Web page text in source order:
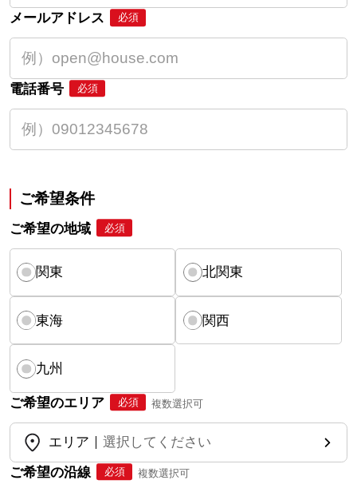
メールアドレス 必須
電話番号 必須
ご希望条件
ご希望の地域 必須
関東 北関東
東海 関西
九州
ご希望のエリア 必須 複数選択可
エリア
選択してください
ご希望の沿線
必須 複数選択可